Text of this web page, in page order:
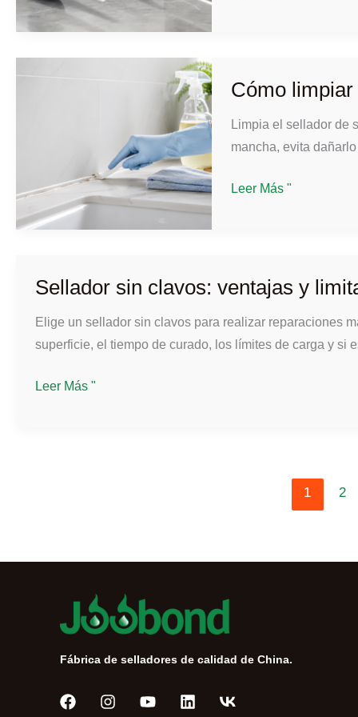
a
de
silicona:
es
adecuada?
Cómo
Limpia el sellador de
mancha, evita
Cómo
silicona
de
forma
Leer Más "
Sellador sin clavos: ventajas y
Elige un sellador sin clavos para realizar reparaciones
superficie, el tiempo de curado, los límites de carga y si
Sellador
Leer Más "
1 2
Fábrica de selladores de calidad de China.